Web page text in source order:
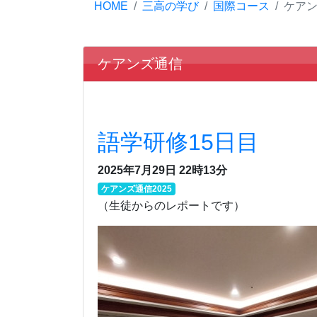
HOME 三高の学び 国際コース ケア
ケアンズ通信
語学研修15日目
2025年7月29日 22時13分
ケアンズ通信2025
（生徒からのレポートです）